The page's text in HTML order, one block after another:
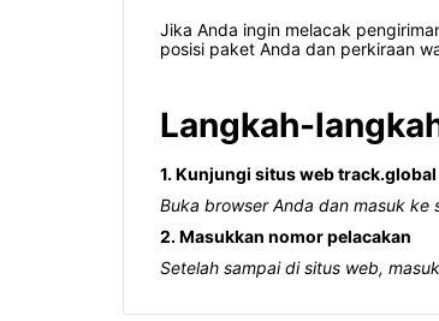
Jika Anda ingin melacak
posisi paket Anda dan perkiraan
Langkah-
1. Kunjungi situs web track.global
Buka browser Anda dan masuk
2. Masukkan nomor pelacakan
Setelah sampai di situs web,